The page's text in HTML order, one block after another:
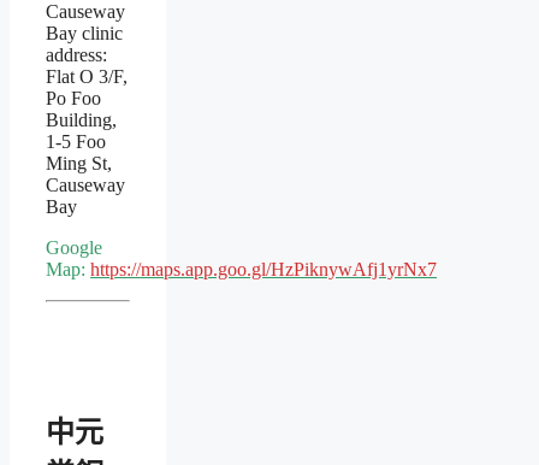
Causeway
Bay clinic
address:
Flat O 3/F,
Po Foo
Building,
1-5 Foo
Ming St,
Causeway
Bay
Google
Map: https://maps.app.goo.gl/HzPiknywAfj1yrNx7
中元